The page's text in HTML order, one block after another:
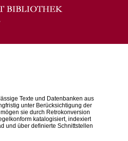
Texte und Datenbanken aus
unter Berücksichtigung der
sie durch Retrokonversion
katalogisiert, indexiert
und über definierte Schnittstellen